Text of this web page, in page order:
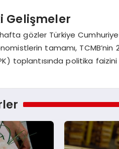
Gelişmeler
gözler Türkiye
tamamı,
toplantısında politika faizini